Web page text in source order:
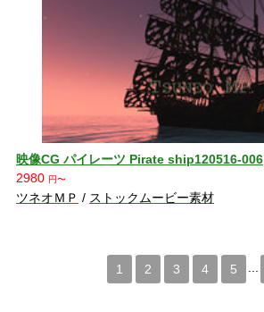
映像CG パイレーツ Pirate ship120516-006
2980 円〜
ツネオＭＰ / ストックムービー素材
1 2 3 4 5